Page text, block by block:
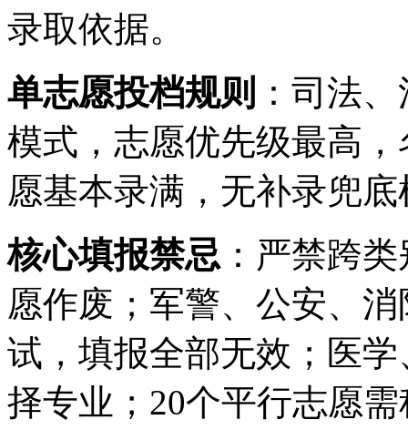
录取依据。
单志愿投档规则 ：司法
模式，志愿优先级最高
愿基本录满，无补录兜
核心填报禁忌 ：严禁跨
愿作废；军警、公安、
试，填报全部无效；医
择专业；20个平行志愿